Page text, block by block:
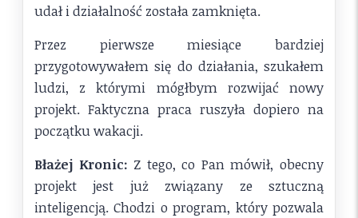
udał i działalność została zamknięta.
Przez pierwsze miesiące bardziej
przygotowywałem się do działania, szukałem
ludzi, z którymi mógłbym rozwijać nowy
projekt. Faktyczna praca ruszyła dopiero na
początku wakacji.
Błażej Kronic: Z tego, co Pan mówił, obecny
projekt jest już związany ze sztuczną
inteligencją. Chodzi o program, który pozwala